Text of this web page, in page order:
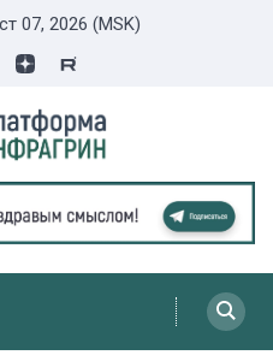
07, 2026 (MSK)